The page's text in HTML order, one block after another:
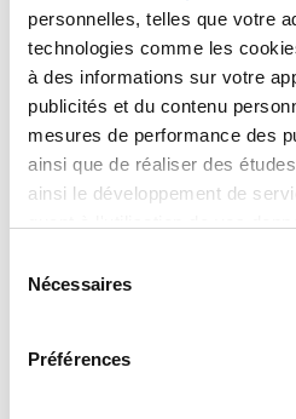
personnelles, telles que votre
technologies comme les
à des informations sur votre
publicités et du contenu
mesures de performance des
ainsi que de réaliser des
ainsi le développement de
tout moment en consultant la
cookies ou en cliquant sur
Si vous le permettez, nous
Nécessaires
Préférences
lyly69
18/02/2019 -
nombreuses familles.
maman, les décisions les
les concernent , impossible